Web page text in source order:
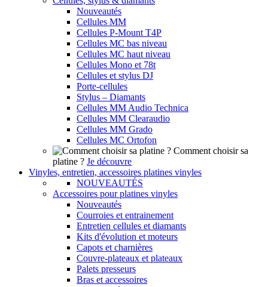
Nouveautés
Cellules MM
Cellules P-Mount T4P
Cellules MC bas niveau
Cellules MC haut niveau
Cellules Mono et 78t
Cellules et stylus DJ
Porte-cellules
Stylus – Diamants
Cellules MM Audio Technica
Cellules MM Clearaudio
Cellules MM Grado
Cellules MC Ortofon
Comment choisir sa
platine ? Je découvre
Vinyles, entretien, accessoires platines vinyles
NOUVEAUTÉS
Accessoires pour platines vinyles
Nouveautés
Courroies et entrainement
Entretien cellules et diamants
Kits d'évolution et moteurs
Capots et charnières
Couvre-plateaux et plateaux
Palets presseurs
Bras et accessoires